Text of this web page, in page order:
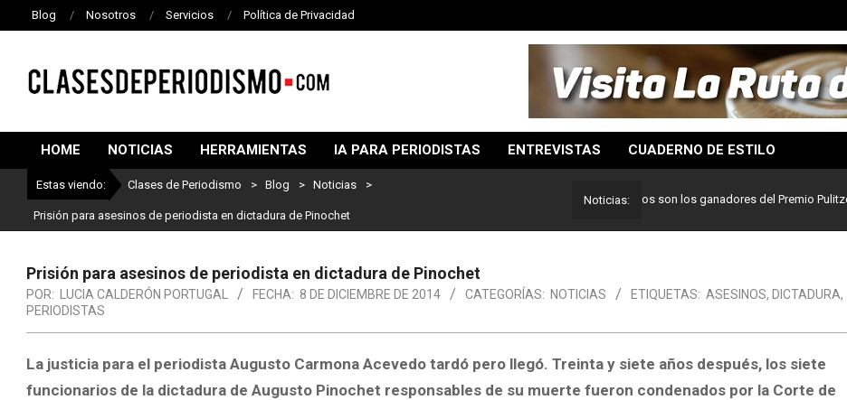
Blog Nosotros Servicios Política de Privacidad
DE
PERIODISMO
HOME NOTICIAS HERRAMIENTAS IA PARA PERIODISTAS ENTREVISTAS CUADERNO DE ESTILO
Estas viendo: Clases de Periodismo > Blog > Noticias >
Prisión para asesinos de periodista en dictadura de Pinochet
Noticias:
Lo mejor del periodismo: Estos son los ganadores del Premio Pulitzer 2024
Prisión para asesinos de periodista en dictadura de Pinochet
POR: LUCIA CALDERÓN PORTUGAL FECHA: 8 DE DICIEMBRE DE 2014 CATEGORÍAS: NOTICIAS ETIQUETAS: ASESINOS, DICTADURA,
PERIODISTAS
La justicia para el periodista Augusto Carmona Acevedo tardó pero llegó. Treinta y siete años después, los siete
funcionarios de la dictadura de Augusto Pinochet responsables de su muerte fueron condenados por la Corte de